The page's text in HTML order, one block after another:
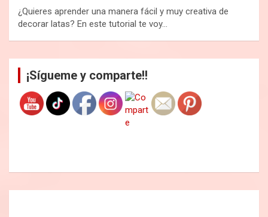
¿Quieres aprender una manera fácil y muy creativa de
decorar latas? En este tutorial te voy…
¡Sígueme y comparte!!